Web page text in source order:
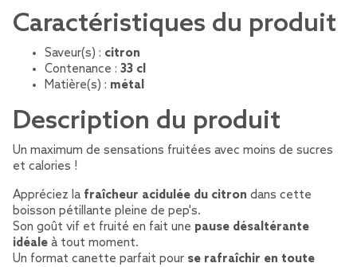
Caractéristiques du produit
Saveur(s) : citron
Contenance : 33 cl
Matière(s) : métal
Description du produit
Un maximum de sensations fruitées avec moins de sucres
et calories !
Appréciez la fraîcheur acidulée du citron dans cette
boisson pétillante pleine de pep's.
Son goût vif et fruité en fait une pause désaltérante
idéale à tout moment.
Un format canette parfait pour se rafraîchir en toute